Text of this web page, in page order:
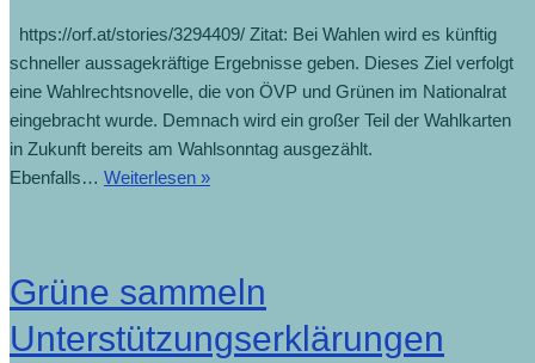
https://orf.at/stories/3294409/ Zitat: Bei Wahlen wird es künftig
schneller aussagekräftige Ergebnisse geben. Dieses Ziel verfolgt
eine Wahlrechtsnovelle, die von ÖVP und Grünen im Nationalrat
eingebracht wurde. Demnach wird ein großer Teil der Wahlkarten
in Zukunft bereits am Wahlsonntag ausgezählt.
Ebenfalls… Weiterlesen »
Grüne sammeln
Unterstützungserklärungen